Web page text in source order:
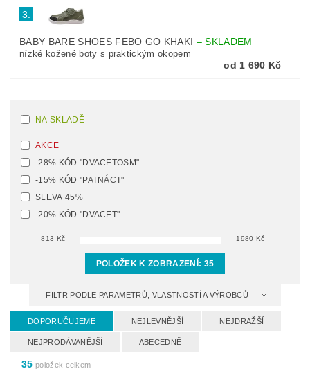
3.
BABY BARE SHOES FEBO GO KHAKI –SKLADEM
nízké kožené boty s praktickým okopem
od 1 690 Kč
NA SKLADĚ
AKCE
-28% KÓD "DVACETOSM"
-15% KÓD "PATNÁCT"
SLEVA 45%
-20% KÓD "DVACET"
813 Kč 1980 Kč
POLOŽEK K ZOBRAZENÍ: 35
FILTR PODLE PARAMETRŮ, VLASTNOSTÍ A VÝROBCŮ
DOPORUČUJEME NEJLEVNĚJŠÍ NEJDRAŽŠÍ
NEJPRODÁVANĚJŠÍ ABECEDNĚ
35 položek celkem